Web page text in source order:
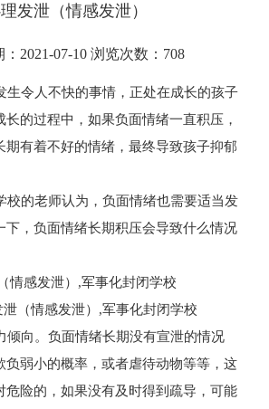
发泄（情感发泄）
2021-07-10 浏览次数： 708
生令人不快的事情，正处在成长的孩子
的过程中，如果负面情绪一直积压，
期有着不好的情绪，最终导致孩子抑郁
校的老师认为，负面情绪也需要适当发
下，负面情绪长期积压会导致什么情况
泄（情感发泄）,军事化封闭学校
倾向。负面情绪长期没有宣泄的情况
负弱小的概率，或者虐待动物等等，这
危险的，如果没有及时得到疏导，可能